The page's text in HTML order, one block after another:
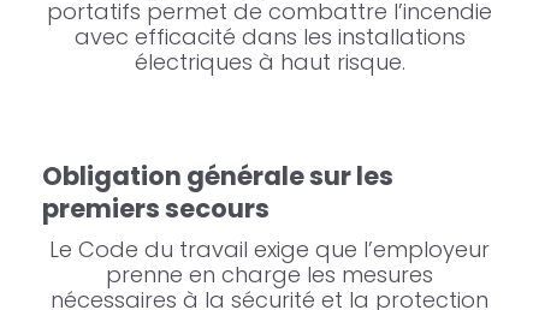
portatifs permet de combattre l’incendie
avec efficacité dans les installations
électriques à haut risque.
Obligation générale sur les
premiers secours
Le Code du travail exige que l’employeur
prenne en charge les mesures
nécessaires à la sécurité et la protection